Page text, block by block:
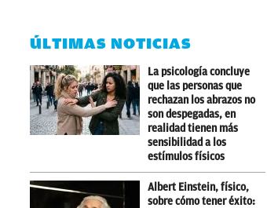
ÚLTIMAS NOTICIAS
La psicología concluye
que las personas que
rechazan los abrazos no
son despegadas, en
realidad tienen más
sensibilidad a los
estímulos físicos
Albert Einstein, físico,
sobre cómo tener éxito: